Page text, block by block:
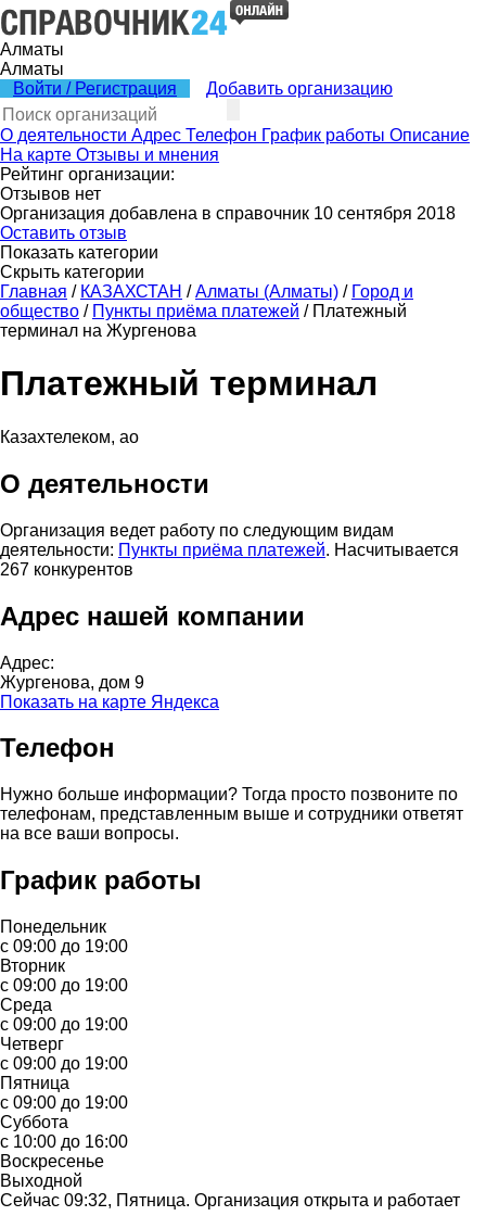
Алматы
Алматы
Войти / Регистрация
Добавить организацию
О деятельности Адрес Телефон График работы Описание
На карте Отзывы и мнения
Рейтинг организации:
Отзывов нет
Организация добавлена в справочник 10 сентября 2018
Оставить отзыв
Показать категории
Скрыть категории
Главная / КАЗАХСТАН / Алматы (Алматы) / Город и
общество / Пункты приёма платежей / Платежный
терминал на Жургенова
Платежный терминал
Казахтелеком, ао
О деятельности
Организация ведет работу по следующим видам
деятельности: Пункты приёма платежей. Насчитывается
267 конкурентов
Адрес нашей компании
Адрес:
Жургенова, дом 9
Показать на карте Яндекса
Телефон
Нужно больше информации? Тогда просто позвоните по
телефонам, представленным выше и сотрудники ответят
на все ваши вопросы.
График работы
Понедельник
с 09:00 до 19:00
Вторник
с 09:00 до 19:00
Среда
с 09:00 до 19:00
Четверг
с 09:00 до 19:00
Пятница
с 09:00 до 19:00
Суббота
с 10:00 до 16:00
Воскресенье
Выходной
Сейчас 09:32, Пятница. Организация открыта и работает